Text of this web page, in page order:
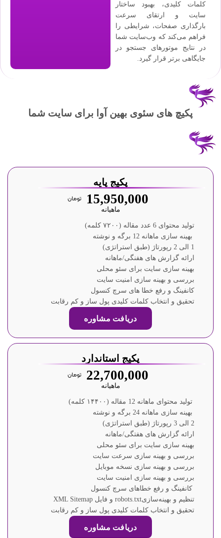
کلمات کلیدی، بهبود ساختار
سایت و ارتقای سرعت
بارگذاری صفحات، شرایطی را
فراهم می‌کند که وب‌سایت شما
در نتایج موتورهای جستجو در
جایگاهی برتر قرار گیرد.
پکیچ های سئوی بهین آوا برای سایت شما
پکیج پایه
15,950,000
ماهیانه
تولید محتوای 6 عدد مقاله (۷۲۰۰ کلمه)
بهینه سازی ماهانه 12 برگه و نوشته
1 الی 2 رپورتاژ (طبق استراتژی)
ارائه گزارش های هفنگی/ماهانه
بهینه سازی سایت برای سئو محلی
بررسی و بهینه سازی امنیت سایت
کانفینگ و رفع خطا های سرچ کنسول
تحقیق و انتخاب کلمات کلیدی پول ساز و کم رقابت
دریافت مشاوره
پکیج استاندارد
22,700,000
ماهیانه
تولید محتوای ماهانه 12 مقاله (۱۴۴۰۰ کلمه)
بهینه سازی ماهانه 24 برگه و نوشته
2 الی 3 رپورتاژ (طبق استراتژی)
ارائه گزارش های هفتگی/ماهانه
بهینه سازی سایت برای سئو محلی
بررسی و بهینه سازی سرعت سایت
بررسی و بهینه سازی نسخه موبایل
بررسی و بهینه سازی امنیت سایت
کانفینگ و رفع خطاهای سرچ کنسول
تنظیم و بهینه‌سازیrobots.txt و فایل XML Sitemap
تحقیق و انتخاب کلمات کلیدی پول ساز و کم رقابت
دریافت مشاوره